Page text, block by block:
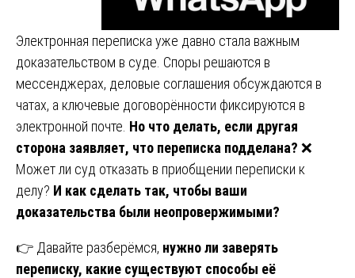
Электронная переписка уже давно стала важным
доказательством в суде. Споры решаются в
мессенджерах, деловые соглашения обсуждаются в
чатах, а ключевые договорённости фиксируются в
электронной почте. Но что делать, если другая
сторона заявляет, что переписка подделана? ❌
Может ли суд отказать в приобщении переписки к
делу? И как сделать так, чтобы ваши
доказательства были неопровержимыми?
👉 Давайте разберёмся, нужно ли заверять
переписку, какие существуют способы её